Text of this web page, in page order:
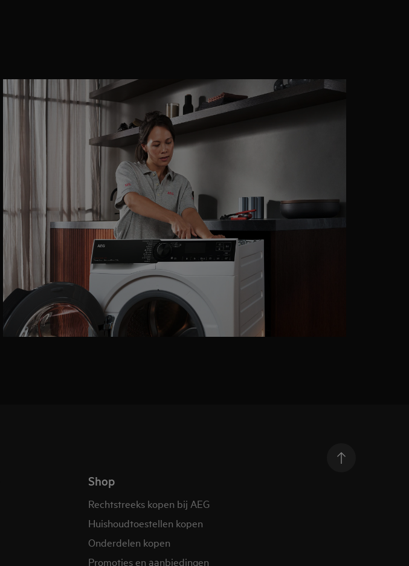
Shop
Rechtstreeks kopen bij AEG
Huishoudtoestellen kopen
Onderdelen kopen
Promoties en aanbiedingen